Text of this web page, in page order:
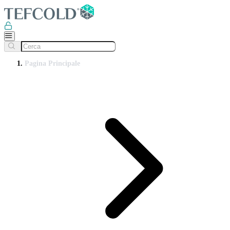
Pagina Principale